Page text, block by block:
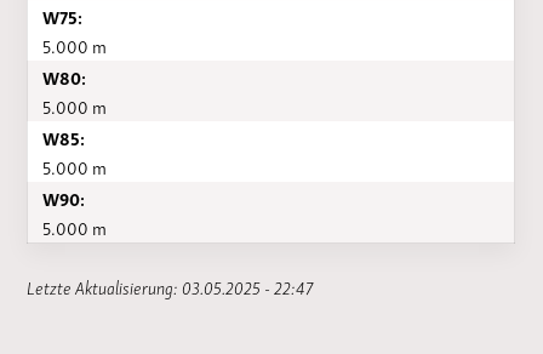
W75:
5.000 m
W80:
5.000 m
W85:
5.000 m
W90:
5.000 m
Letzte Aktualisierung: 03.05.2025 - 22:47